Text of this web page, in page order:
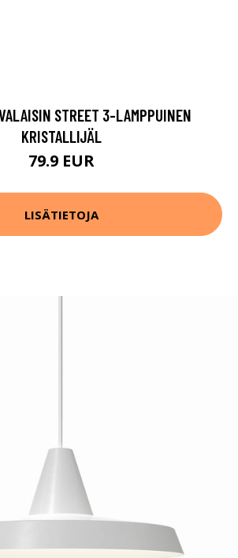
STREET 3-LAMPPUINEN
KRISTALLIJÄL
79.9 EUR
LISÄTIETOJA